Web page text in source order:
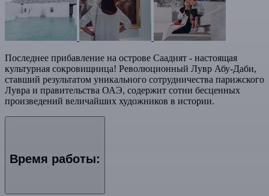
Последнее прибавление на острове Саадият - настоящая
культурная сокровищница! Революционный Лувр Абу-Даби,
ставший результатом уникального сотрудничества парижского
Лувра и правительства ОАЭ, содержит сотни бесценных
произведений величайших художников в истории.
Время работы: